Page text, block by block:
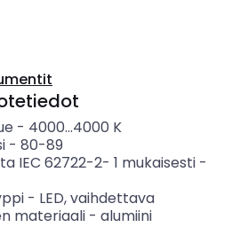
- 4000...4000 K
- 80-89
IEC 62722-2- 1 mukaisesti-
- LED, vaihdettava
materiaali- alumiini